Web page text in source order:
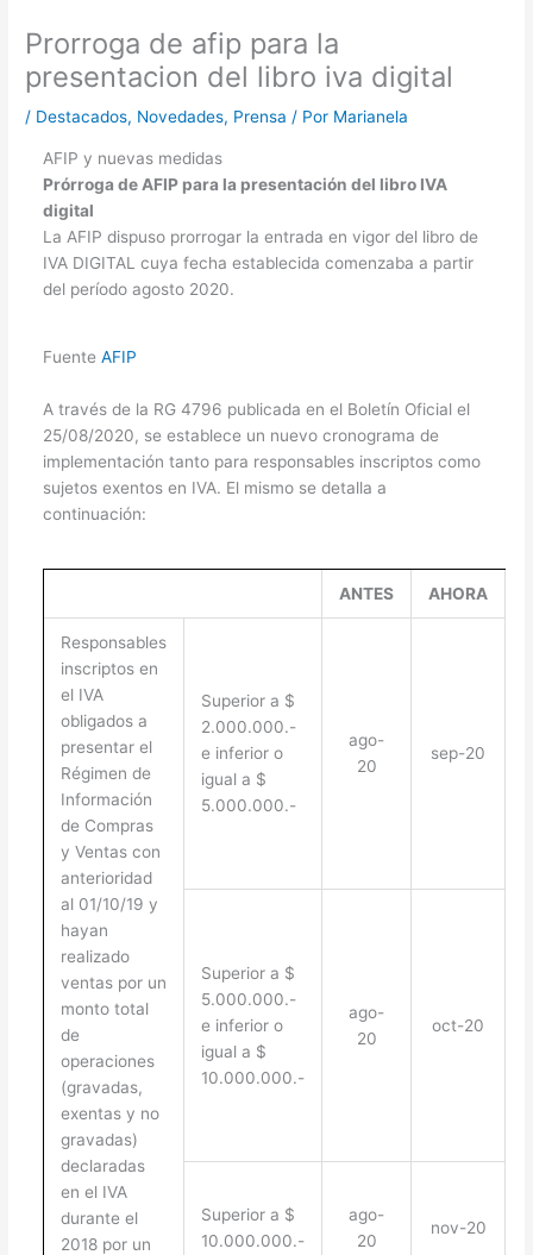
Prorroga de afip para la
presentacion del libro iva digital
/ Destacados, Novedades, Prensa / Por Marianela
AFIP y nuevas medidas
Prórroga de AFIP para la presentación del libro IVA
digital
La AFIP dispuso prorrogar la entrada en vigor del libro de
IVA DIGITAL cuya fecha establecida comenzaba a partir
del período agosto 2020.
FuenteAFIP
A través de la RG 4796 publicada en el Boletín Oficial el
25/08/2020, se establece un nuevo cronograma de
implementación tanto para responsables inscriptos como
sujetos exentos en IVA. El mismo se detalla a
continuación:
ANTES AHORA
Responsables
inscriptos en
el IVA
obligados a
presentar el
Régimen de
Información
de Compras
y Ventas con
anterioridad
al 01/10/19 y
hayan
realizado
ventas por un
monto total
de
operaciones
(gravadas,
exentas y no
gravadas)
declaradas
en el IVA
durante el
2018 por un
Superior a $
2.000.000.-
e inferior o
igual a $
5.000.000.-
ago-
20
sep-20
Superior a $
5.000.000.-
e inferior o
igual a $
10.000.000.-
ago-
20
oct-20
Superior a $
10.000.000.-
ago-
20
nov-20